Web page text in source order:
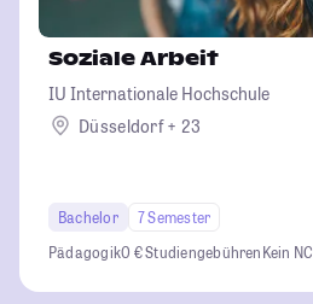
Soziale Arbeit
IU Internationale Hochschule
Düsseldorf + 23
Bachelor
7 Semester
Pädagogik0 € StudiengebührenKein NC